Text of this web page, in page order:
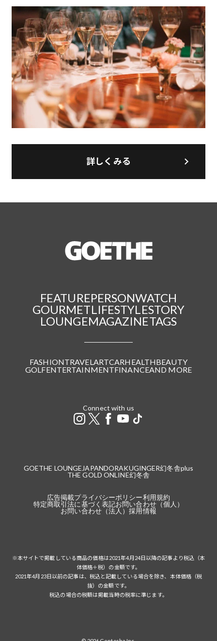
詳しくみる
FEATUREPERSONWATCH
GOURMETLIFESTYLESTORY
LOUNGEMAGAZINETAGS
FASHIONTRAVELARTCARHEALTHBEAUTY
GOLFENTERTAINMENTFINANCEAND MORE
Connect with us
GOETHE LOUNGE JAPANDORAKUGINGER幻冬舎plus
THE GOLD ONLINE幻冬舎
広告掲載プライバシーポリシー利用規約
特定商取引法に基づく表記お問い合わせ（個人）
お問い合わせ（法人）採用情報
※本サイトで掲載している商品の価格は2021年4月24日以降の記事より税込（本
体価格＋税）の金額です。
2021年4月23日以前の記事は、税込と記載している場合を除き、本体価格（税
抜）の金額です。
税込の場合の税額は掲載当時の税率に準じます。